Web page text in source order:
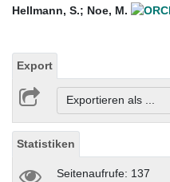
Hellmann, S.; Noe, M.
Export
Exportieren als ...
Statistiken
Seitenaufrufe: 137